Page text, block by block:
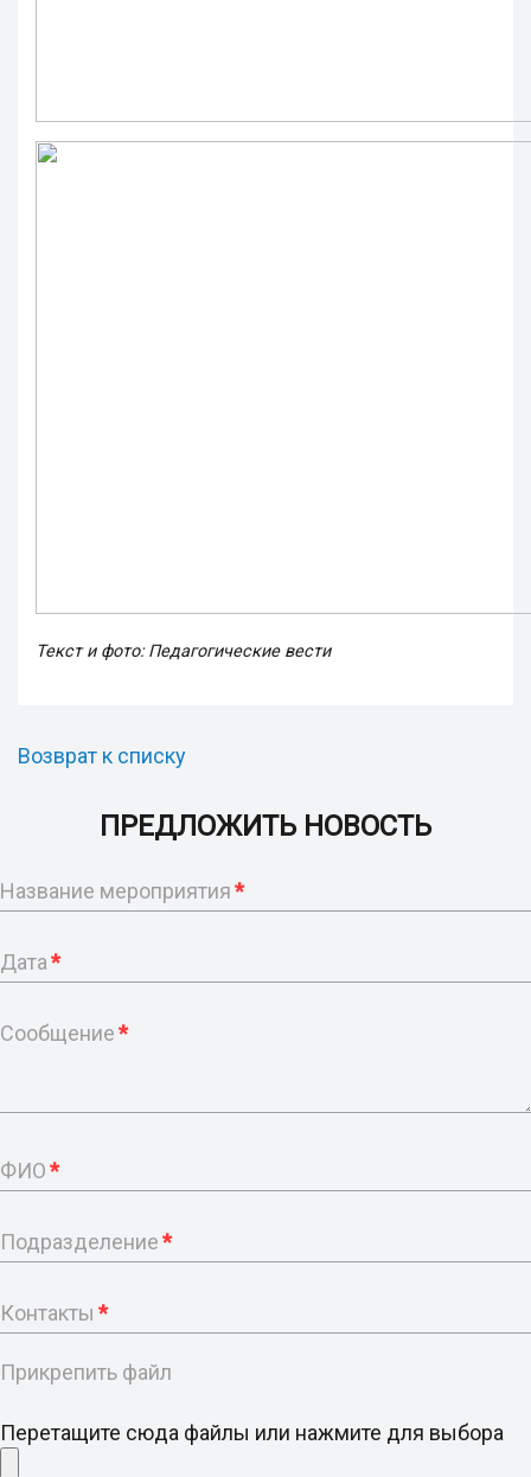
Текст и фото: Педагогические вести
Возврат к списку
ПРЕДЛОЖИТЬ НОВОСТЬ
Название мероприятия*
Дата*
Сообщение*
ФИО*
Подразделение*
Контакты *
Прикрепить файл
Перетащите сюда файлы или нажмите для выбора